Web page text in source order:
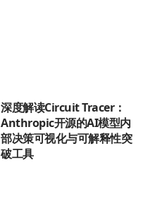
深度解读Circuit Tracer：
Anthropic开源的AI模型内
部决策可视化与可解释性突
破工具